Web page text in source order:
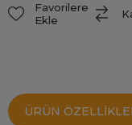
Favorilere
Ekle
ÜRÜN